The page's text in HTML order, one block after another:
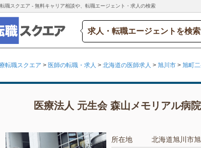
職スクエア - 無料キャリア相談や、転職エージェント・求人の検索
求人・転職エージェントを検
転職スクエア > 医師の転職・求人 > 北海道の医師求人 > 旭川市 > 旭町
医療法人 元生会 森山メモリアル病
所在地 北海道旭川市